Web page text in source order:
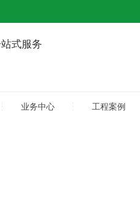
式服务
业务中心 工程案例